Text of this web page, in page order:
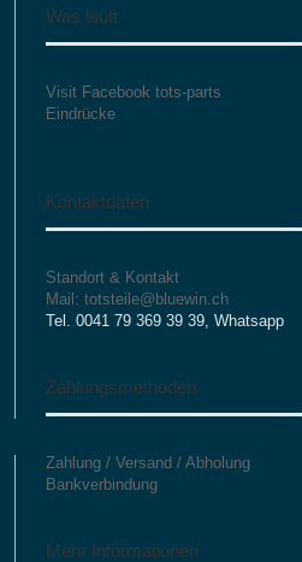
Was läuft
Visit Facebook tots-parts
Eindrücke
Kontaktdaten
Standort & Kontakt
Mail: totsteile@bluewin.ch
Tel. 0041 79 369 39 39, Whatsapp
Zahlungsmethoden
Zahlung / Versand / Abholung
Bankverbindung
Mehr Informationen